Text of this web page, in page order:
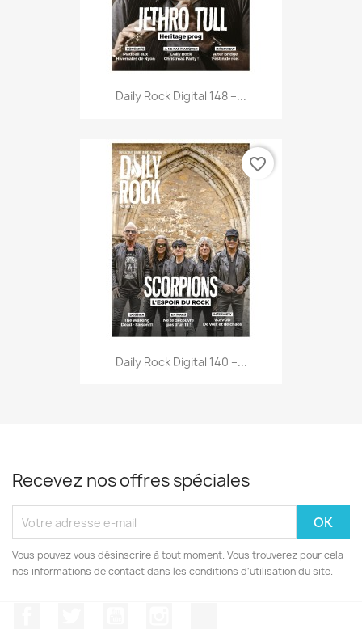
Daily Rock Digital 148 –...
Daily Rock Digital 140 –...
favorite_border
Recevez nos offres spéciales
Vous pouvez vous désinscrire à tout moment. Vous trouverez pour cela
nos informations de contact dans les conditions d'utilisation du site.